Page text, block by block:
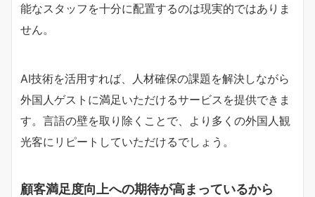
能なスタッフを十分に配置するのは現実的ではありま
せん。
AI技術を活用すれば、人材確保の課題を解決しながら
外国人ゲストに満足いただけるサービスを提供できま
す。言語の壁を取り除くことで、より多くの外国人観
光客にリピートしていただけるでしょう。
顧客満足度向上への期待が高まっているから